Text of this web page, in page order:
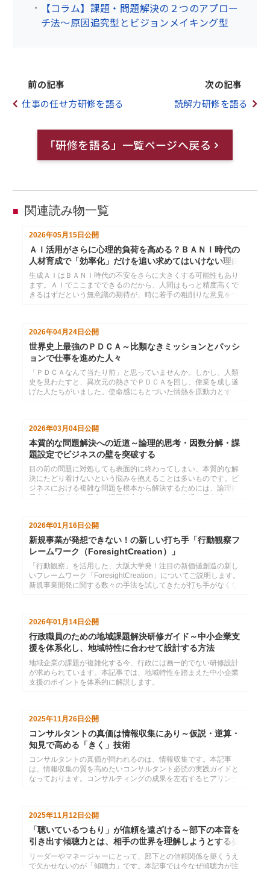
【コラム】課題・問題解決の２つのアプロー
チ法～原因追究型とビジョンメイキング型
前の記事 次の記事
仕事の任せ方研修を語る 読解力研修を語る
「研修を語る」一覧ページへ戻る
■ 関連読み物一覧
2026年05月15日 公開
ＡＩ活用がさらに心理的負荷を高める？ＢＡＮＩ時代の
人材育成で「効率化」だけを追い求めてはいけない理由
生成ＡＩはＢＡＮＩ時代の不安をさらに大きくする可能性もあり
ます。ＡＩでここまでできるのだから、人間はもっと精度高くで
きるはずだという無意識の期待が、時に若手の粗削りな意見をつ
2026年04月24日公開
世界史上最強のＰＤＣＡ～比類なきミッションとパッシ
ョンで仕事を進めた人々
「ＰＤＣＡなんて当たり前」と思っていませんか。しかし、人類
史を見わたすと、異次元の熱さでＰＤＣＡを回し、偉業を成し遂
げた人たちがいました。使命感にもとづいた情熱を原動力とす
2026年03月04日 公開
本質的な問題解決への近道～論理的思考・因数分解・課
題設定でビジネスの壁を突破する
目の前の問題に対処しても表面的に終わってしまい、本質的な解
決にたどり着けないという悩みを抱えることは多いものです。ビ
ジネスにおける複雑な問題を根本から解決するためには、論理的
2026年01月16日公開
新規事業が発想できない！の新しい打ち手「行動観察フ
レームワーク（ForesightCreation）」
「行動観察」を活用した、大阪大学発！注目の新価値創造の新し
いフレームワーク「ForesightCreation」についてご説明します。
新規事業開発に関する数々の手法を試してきたが打ち手がなくな
2026年01月14日 公開
行政職員のための地域課題解決研修ガイド～中小企業支
援を体系化し、地域特性に合わせて設計する方法
地域企業の課題が複雑化する今、行政には画一的でない研修設計
が求められています。本記事では、地域特性を踏まえた中小企業
支援のポイントを体系的に解説します。
2025年11月26日公開
コンサルタントの真価は情報収集にあり～仮説・逆算・
知見で高める「きく」技術
コンサルタントの真価が問われるのは、情報収集です。本記事
は、情報収集の質を高めたいコンサルタント必読の実践ガイドと
なっております。コンサルティングの成果を左右するヒアリング
2025年11月12日 公開
「聴いているつもり」が信頼を遠ざける～部下の本音を
引き出す傾聴力とは、相手の世界を理解しようとする姿
勢
リーダーやマネージャーにとって、部下との信頼関係を築くうえ
で欠かせないのが「傾聴力」です。本記事では今なぜ傾聴力が注